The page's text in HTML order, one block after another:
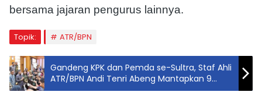
bersama jajaran pengurus lainnya.
Topik: ATR/BPN
Gandeng KPK dan Pemda se-Sultra, Staf Ahli
ATR/BPN Andi Tenri Abeng Mantapkan 9
Program Transformasi Layanan Pertanahan